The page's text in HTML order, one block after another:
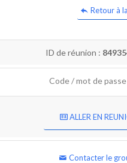
Retour à
ID de réunion :
Code / mot de passe
ALLER EN
Contacter le